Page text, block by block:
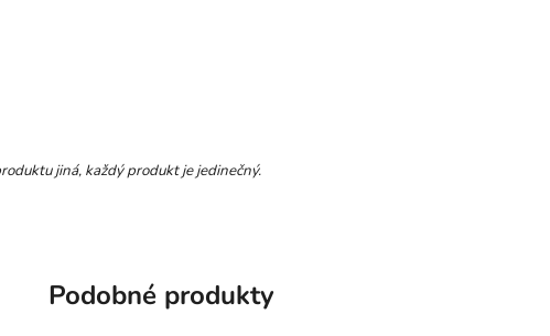
jiná, každý produkt je jedinečný.
Podobné produkty